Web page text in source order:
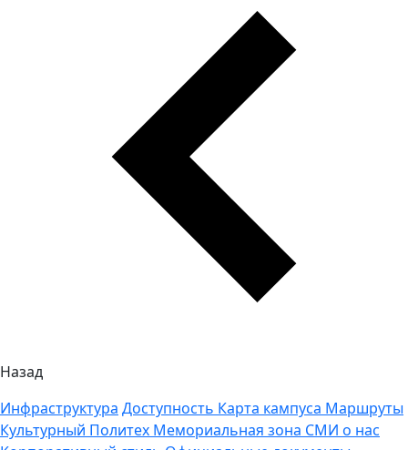
Назад
Инфраструктура Доступность Карта кампуса Маршруты
Культурный Политех Мемориальная зона СМИ о нас